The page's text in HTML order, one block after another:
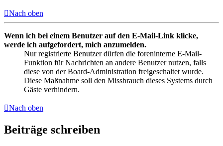
Nach oben
Wenn ich bei einem Benutzer auf den E-Mail-Link klicke,
werde ich aufgefordert, mich anzumelden.
Nur registrierte Benutzer dürfen die foreninterne E-Mail-
Funktion für Nachrichten an andere Benutzer nutzen, falls
diese von der Board-Administration freigeschaltet wurde.
Diese Maßnahme soll den Missbrauch dieses Systems durch
Gäste verhindern.
Nach oben
Beiträge schreiben